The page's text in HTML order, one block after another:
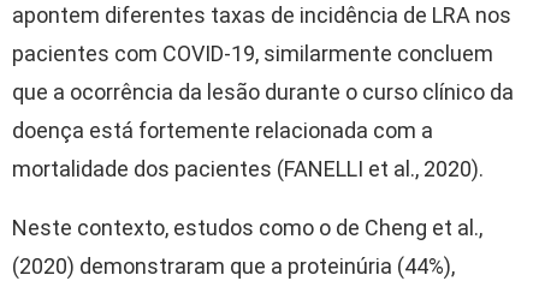
apontem diferentes taxas de incidência de LRA nos
pacientes com COVID-19, similarmente concluem
que a ocorrência da lesão durante o curso clínico da
doença está fortemente relacionada com a
mortalidade dos pacientes (FANELLI et al., 2020).
Neste contexto, estudos como o de Cheng et al.,
(2020) demonstraram que a proteinúria (44%),